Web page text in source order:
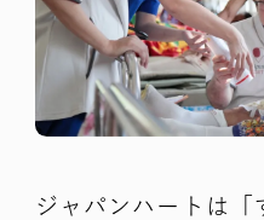
ジャパンハートは「